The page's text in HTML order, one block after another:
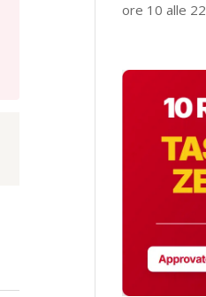
ore 10 alle 22